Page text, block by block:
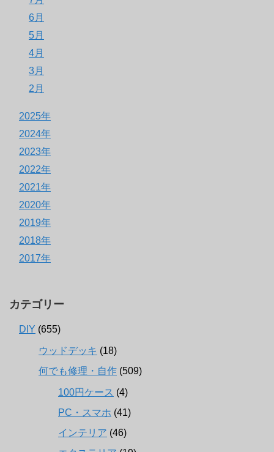
6月
5月
4月
3月
2月
2025年
2024年
2023年
2022年
2021年
2020年
2019年
2018年
2017年
カテゴリー
DIY (655)
ウッドデッキ (18)
何でも修理・自作 (509)
100円ケース (4)
PC・スマホ (41)
インテリア (46)